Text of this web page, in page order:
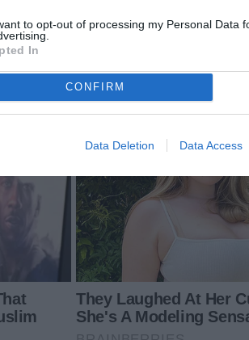
to opt-out of processing my Personal Data
In
CONFIRM
Data Deletion Data Access